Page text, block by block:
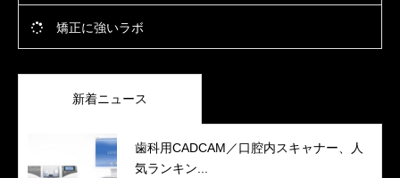
矯正に強いラボ
新着ニュース
歯科用CADCAM／口腔内スキャナー、人
気ランキン...